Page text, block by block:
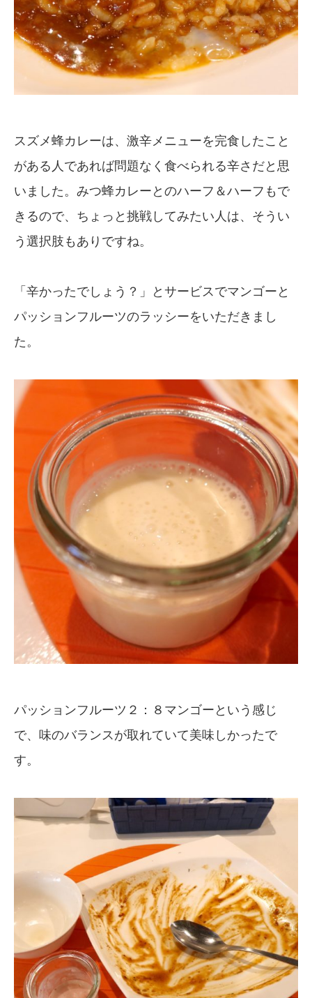
スズメ蜂カレーは、激辛メニューを完食したこと
がある人であれば問題なく食べられる辛さだと思
いました。みつ蜂カレーとのハーフ＆ハーフもで
きるので、ちょっと挑戦してみたい人は、そうい
う選択肢もありですね。
「辛かったでしょう？」とサービスでマンゴーと
パッションフルーツのラッシーをいただきまし
た。
パッションフルーツ２：８マンゴーという感じ
で、味のバランスが取れていて美味しかったで
す。